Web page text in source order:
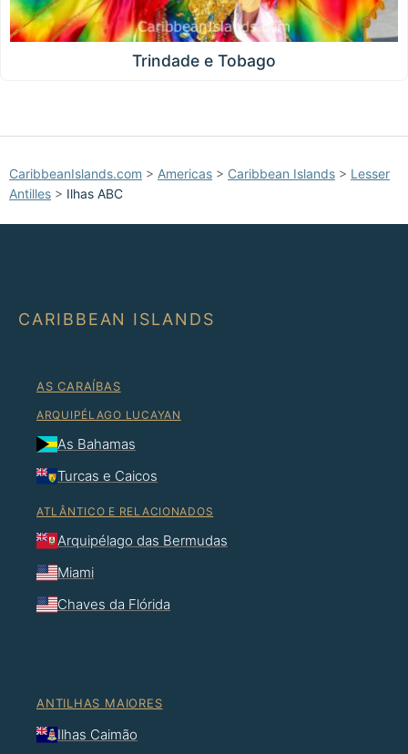
Trindade e Tobago
CaribbeanIslands.com > Americas > Caribbean Islands > Lesser
Antilles > Ilhas ABC
CARIBBEAN ISLANDS
AS CARAÍBAS
ARQUIPÉLAGO LUCAYAN
As Bahamas
Turcas e Caicos
ATLÂNTICO E RELACIONADOS
Arquipélago das Bermudas
Miami
Chaves da Flórida
ANTILHAS MAIORES
Ilhas Caimão